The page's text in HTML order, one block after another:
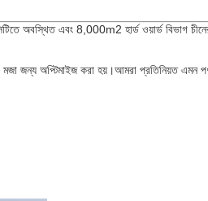
এবং 8,000m2 হার্ড ওয়ার্ড বিভাগ
মজা জন্য অপ্টিমাইজ করা হয়।আমরা প্রতিনিয়ত